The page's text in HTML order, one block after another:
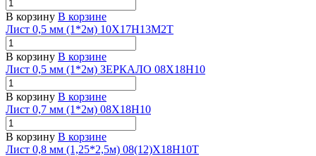
В корзину В корзине
Лист 0,5 мм (1*2м) 10Х17Н13М2Т
В корзину В корзине
Лист 0,5 мм (1*2м) ЗЕРКАЛО 08Х18Н10
В корзину В корзине
Лист 0,7 мм (1*2м) 08Х18Н10
В корзину В корзине
Лист 0,8 мм (1,25*2,5м) 08(12)Х18Н10Т